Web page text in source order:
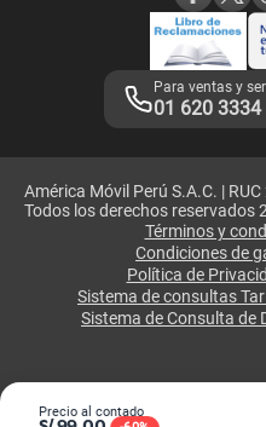
Precio al contado
Términos y Condiciones de
Libro de Reclamaciones
Legales de marketplace
Para ventas y
01 620 3334
América Móvil Perú S.A.C. |
Todos los derechos reservados
Términos y
Condiciones de
Política de
Sistema de consultas
Sistema de Consulta de